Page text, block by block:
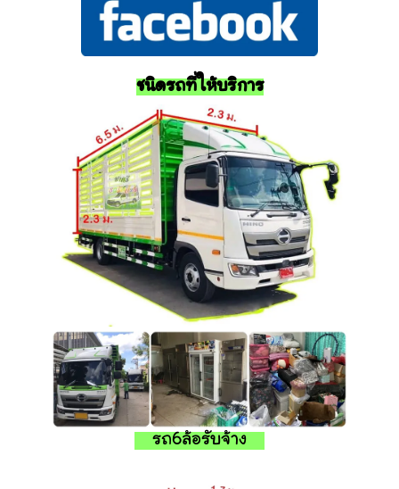
ชนิดรถที่ให้บริการ
รถ6ล้อรับจ้าง